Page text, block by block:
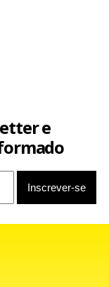
Viveu
ficará a
já aprovada pelo
e